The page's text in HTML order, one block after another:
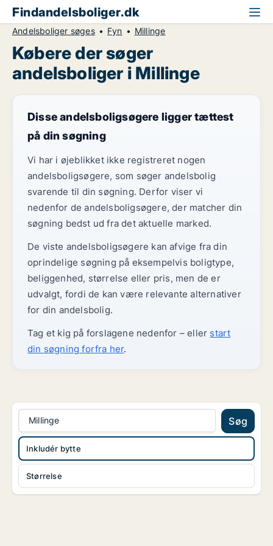
Findandelsboliger.dk
Andelsboliger søges Fyn Millinge
Købere der søger
andelsboliger i Millinge
Disse andelsboligsøgere ligger tættest
på din søgning
Vi har i øjeblikket ikke registreret nogen
andelsboligsøgere, som søger andelsbolig
svarende til din søgning. Derfor viser vi
nedenfor de andelsboligsøgere, der matcher din
søgning bedst ud fra det aktuelle marked.
De viste andelsboligsøgere kan afvige fra din
oprindelige søgning på eksempelvis boligtype,
beliggenhed, størrelse eller pris, men de er
udvalgt, fordi de kan være relevante alternativer
for din andelsbolig.
Tag et kig på forslagene nedenfor – eller start
din søgning forfra her.
Millinge Søg
Størrelse
Inkludér bytte